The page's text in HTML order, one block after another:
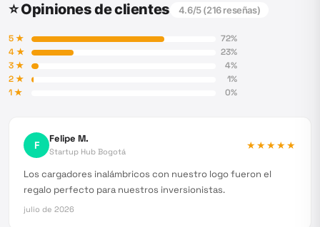
⭐ Opiniones de clientes 4.6/5 (216reseñas)
5★ 72%
4★ 23%
3★ 4%
2★ 1%
1★ 0%
F Felipe M.
Startup Hub Bogotá
★★★★★
Los cargadores inalámbricos con nuestro logo fueron el
regalo perfecto para nuestros inversionistas.
julio de 2026